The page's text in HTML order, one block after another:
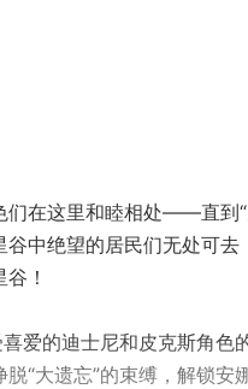
在这里和睦相处——直到
中绝望的居民们无处可去
！
爱的迪士尼和皮克斯角色
“大遗忘”的束缚，解锁安